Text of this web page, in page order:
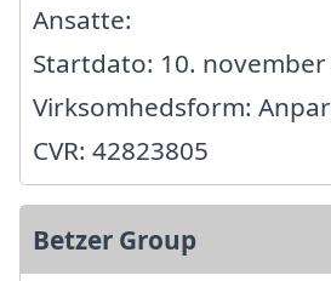
Ansatte:
Startdato: 10. november
Virksomhedsform:
CVR: 42823805
Betzer Group